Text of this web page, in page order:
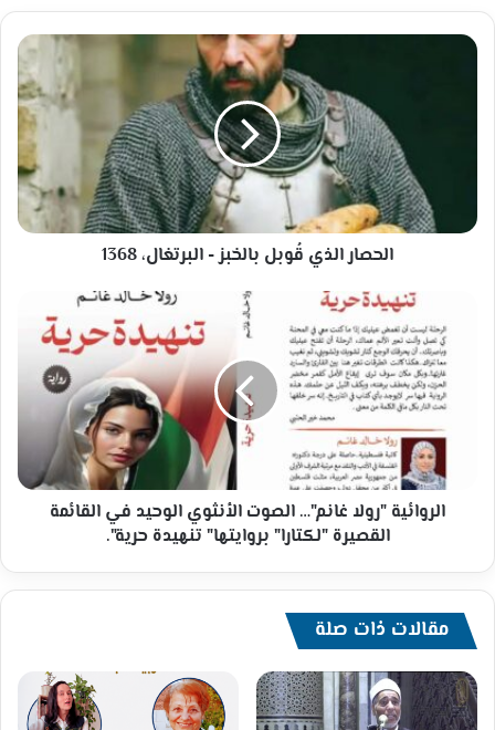
الحصار
الحصار الذي قُوبل بالخبز - البرتغال، 1368
غانم"…
الصوت
الأنثوي
الوحيد
القائمة
القصيرة
"لكتارا"
حرية".
الروائية "رولا غانم"… الصوت الأنثوي الوحيد في القائمة
القصيرة "لكتارا" بروايتها" تنهيدة حرية".
مقالات ذات صلة